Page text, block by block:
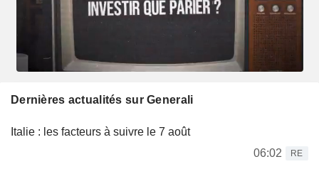
Dernières actualités sur Generali
Italie : les facteurs à suivre le 7 août
06:02
RE